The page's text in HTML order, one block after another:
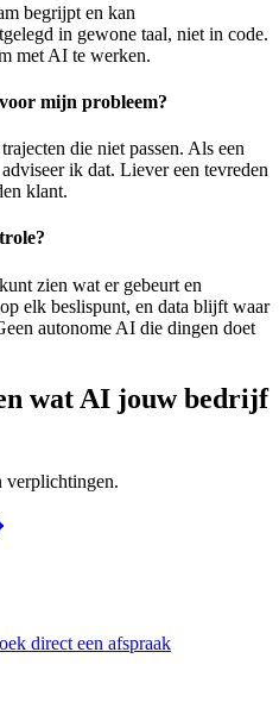
begrijpt en kan
in gewone taal, niet in code.
met AI te werken.
mijn probleem?
die niet passen. Als een
ik dat. Liever een tevreden
klant.
zien wat er gebeurt en
elk beslispunt, en data blijft waar
autonome AI die dingen doet
wat AI jouw bedrijf
verplichtingen.
direct een afspraak